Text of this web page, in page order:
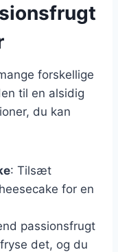
forskellige
til en alsidig
du kan
: Tilsæt
for en
passionsfrugt
det, og du